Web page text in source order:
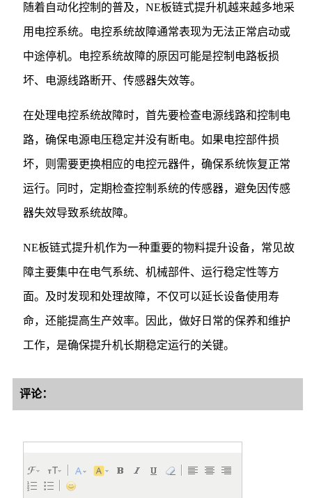
随着自动化控制的普及，NE板链式提升机越来越多地采
用电控系统。电控系统故障通常表现为无法正常启动或
中途停机。电控系统故障的原因可能是控制电路板损
坏、电源线路断开、传感器失效等。
在处理电控系统故障时，首先要检查电源线路和控制电
路，确保电源电压稳定并没有断电。如果电控部件损
坏，则需要更换相应的电控元器件，确保系统恢复正常
运行。同时，定期检查控制系统的传感器，避免因传感
器失效导致系统故障。
NE板链式提升机作为一种重要的物料提升设备，常见故
障主要集中在电气系统、机械部件、运行稳定性等方
面。及时发现和处理故障，不仅可以延长设备使用寿
命，还能提高生产效率。因此，做好日常的保养和维护
工作，是确保提升机长期稳定运行的关键。
评论：